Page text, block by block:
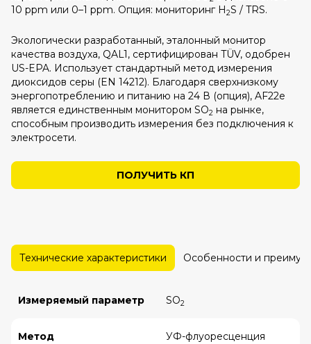
10 ppm или 0–1 ppm. Опция: мониторинг H2S / TRS.
Экологически разработанный, эталонный монитор
качества воздуха, QAL1, сертифицирован TÜV, одобрен
US-EPA. Использует стандартный метод измерения
диоксидов серы (EN 14212). Благодаря сверхнизкому
энергопотреблению и питанию на 24 В (опция), AF22e
является единственным монитором SO2 на рынке,
способным производить измерения без подключения к
электросети.
ПОЛУЧИТЬ КП
Технические характеристики Особенности и
Измеряемый параметр SO2
Метод УФ-флуоресценция